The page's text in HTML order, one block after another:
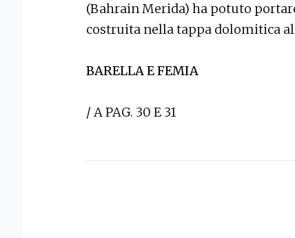
(Bahrain Merida) ha potuto
costruita nella tappa dolomitica
BARELLA E FEMIA
/ A PAG. 30 E 31